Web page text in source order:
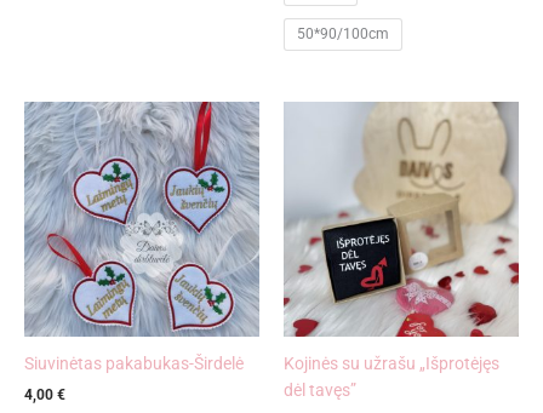
50*90/100cm
Siuvinėtas pakabukas-Širdelė
4,00 €
Kojinės su užrašu „Išprotėjęs
dėl tavęs”
range:
6,00 €
through
6,90 €